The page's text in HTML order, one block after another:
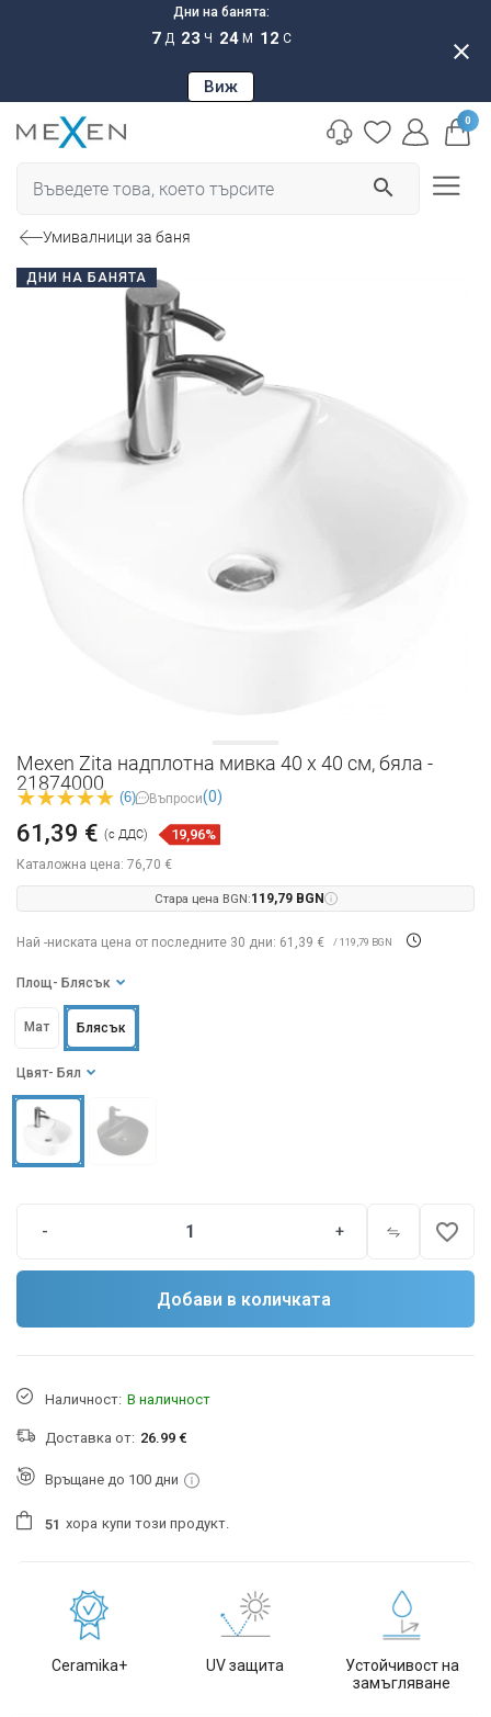
Дни на банята:
7 Д 23 Ч 24 М 11 С
Виж
close
search
0
Умивалници за баня
ДНИ НА БАНЯТА
Mexen Zita надплотна мивка 40 x 40 см, бяла -
21874000
(6) Въпроси(0)
Каталожна цена: 76,70 €
61,39 € (с ДДС) 19,96%
Стара цена BGN:119,79 BGN
Най -ниската цена от последните 30 дни: 61,39 € / 119,79 BGN
Цвят - Бял
Площ - Блясък
Мат Блясък
- + favorite_border
Добави в количката
Наличност: В наличност
Доставка от: 26.99 €
Връщане до 100 дни
51 хора купи този продукт.
Ceramika+ UV защита
Устойчивост на
замъгляване